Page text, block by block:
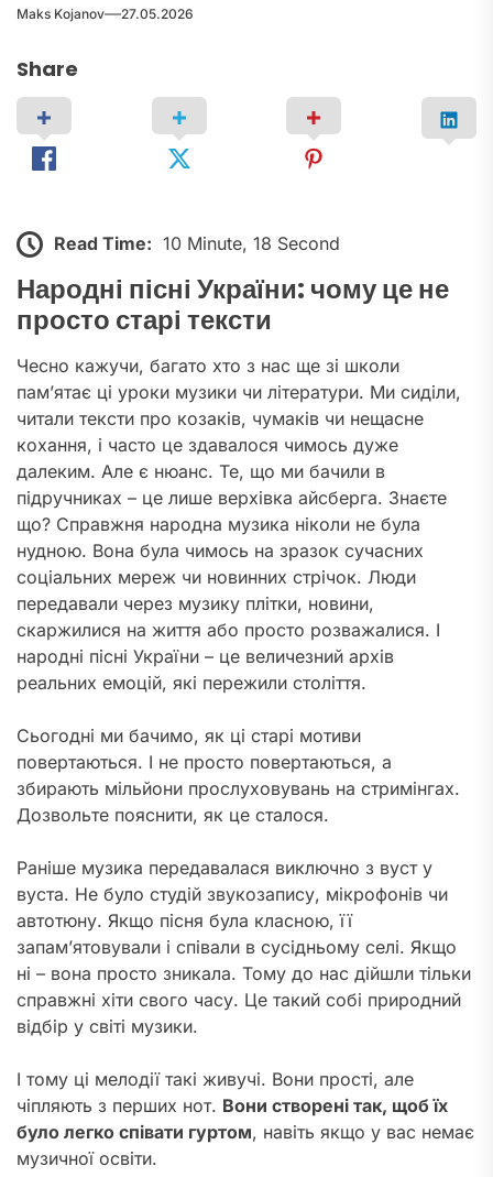
Maks Kojanov 27.05.2026
Share
Read Time: 10 Minute, 18 Second
Народні пісні України: чому це не
просто старі тексти
Чесно кажучи, багато хто з нас ще зі школи
пам’ятає ці уроки музики чи літератури. Ми сиділи,
читали тексти про козаків, чумаків чи нещасне
кохання, і часто це здавалося чимось дуже
далеким. Але є нюанс. Те, що ми бачили в
підручниках – це лише верхівка айсберга. Знаєте
що? Справжня народна музика ніколи не була
нудною. Вона була чимось на зразок сучасних
соціальних мереж чи новинних стрічок. Люди
передавали через музику плітки, новини,
скаржилися на життя або просто розважалися. І
народні пісні України – це величезний архів
реальних емоцій, які пережили століття.
Сьогодні ми бачимо, як ці старі мотиви
повертаються. І не просто повертаються, а
збирають мільйони прослуховувань на стримінгах.
Дозвольте пояснити, як це сталося.
Раніше музика передавалася виключно з вуст у
вуста. Не було студій звукозапису, мікрофонів чи
автотюну. Якщо пісня була класною, її
запам’ятовували і співали в сусідньому селі. Якщо
ні – вона просто зникала. Тому до нас дійшли тільки
справжні хіти свого часу. Це такий собі природний
відбір у світі музики.
І тому ці мелодії такі живучі. Вони прості, але
чіпляють з перших нот. Вони створені так, щоб їх
було легко співати гуртом, навіть якщо у вас немає
музичної освіти.